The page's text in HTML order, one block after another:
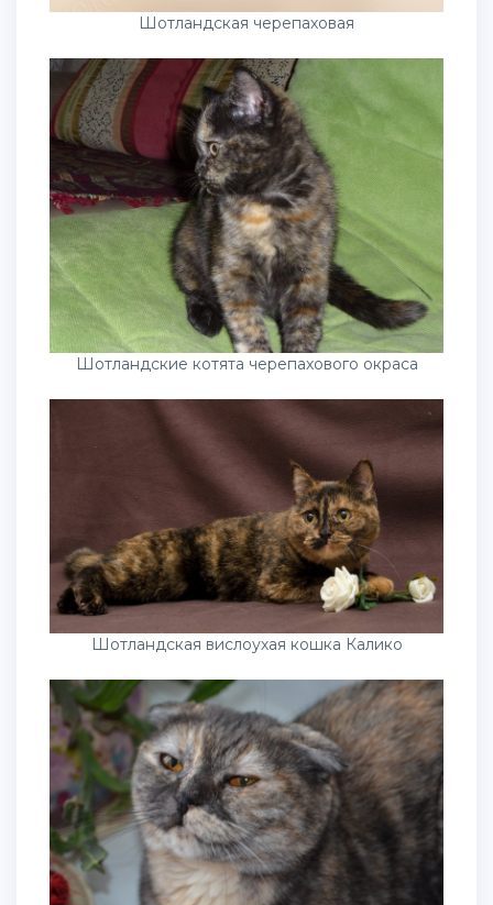
Шотландская черепаховая
Шотландские котята черепахового окраса
Шотландская вислоухая кошка Калико